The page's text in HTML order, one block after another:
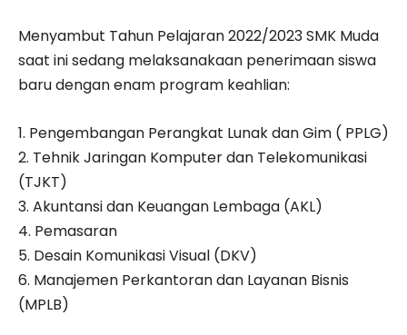
Menyambut Tahun Pelajaran 2022/2023 SMK Muda
saat ini sedang melaksanakaan penerimaan siswa
baru dengan enam program keahlian:
1. Pengembangan Perangkat Lunak dan Gim ( PPLG)
2. Tehnik Jaringan Komputer dan Telekomunikasi
(TJKT)
3. Akuntansi dan Keuangan Lembaga (AKL)
4. Pemasaran
5. Desain Komunikasi Visual (DKV)
6. Manajemen Perkantoran dan Layanan Bisnis
(MPLB)